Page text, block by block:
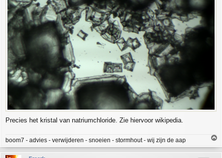
Precies het kristal van natriumchloride. Zie hiervoor wikipedia.
boom7 - advies - verwijderen - snoeien - stormhout - wij zijn de aap
p